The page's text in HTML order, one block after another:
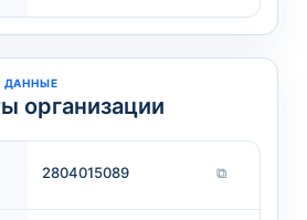
ДАННЫЕ
организации
2804015089 ⧉